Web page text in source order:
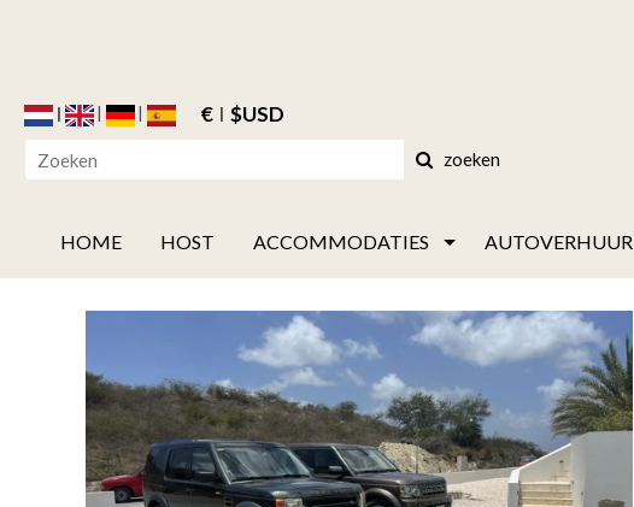
€ $USD
zoeken
HOME HOST ACCOMMODATIES AUTOVERHUUR